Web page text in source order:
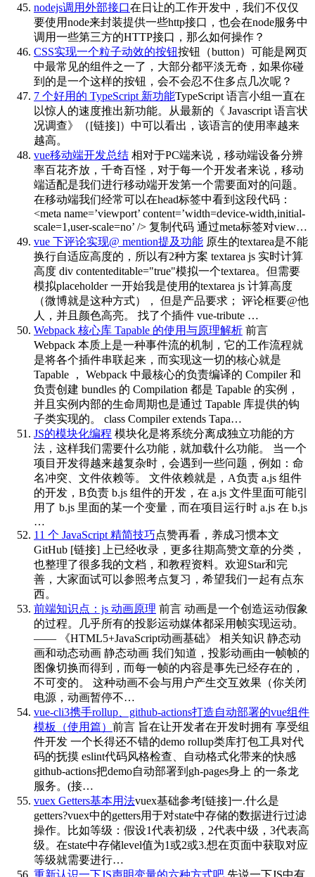
nodejs调用外部接口在日让的工作开发中，我们不仅仅
要使用node来封装提供一些http接口，也会在node服务中
调用一些第三方的HTTP接口，那么如何操作？
CSS实现一个粒子动效的按钮按钮（button）可能是网页
中最常见的组件之一了，大部分都平淡无奇，如果你碰
到的是一个这样的按钮，会不会忍不住多点几次呢？
7 个好用的 TypeScript 新功能TypeScript 语言小组一直在
以惊人的速度推出新功能。从最新的《 Javascript 语言状
况调查》（[链接]）中可以看出，该语言的使用率越来
越高。
vue移动端开发总结 相对于PC端来说，移动端设备分辨
率百花齐放，千奇百怪，对于每一个开发者来说，移动
端适配是我们进行移动端开发第一个需要面对的问题。
在移动端我们经常可以在head标签中看到这段代码：
<meta name=’viewport’ content=’width=device-width,initial-
scale=1,user-scale=no’ /> 复制代码 通过meta标签对view…
vue 下评论实现@ mention提及功能 原生的textarea是不能
换行自适应高度的，所以有2种方案 textarea js 实时计算
高度 div contenteditable="true"模拟一个textarea。但需要
模拟placeholder 一开始我是使用的textarea js 计算高度
（微博就是这种方式）， 但是产品要求； 评论框要@他
人，并且颜色高亮。 找了个插件 vue-tribute …
Webpack 核心库 Tapable 的使用与原理解析 前言
Webpack 本质上是一种事件流的机制，它的工作流程就
是将各个插件串联起来，而实现这一切的核心就是
Tapable ， Webpack 中最核心的负责编译的 Compiler 和
负责创建 bundles 的 Compilation 都是 Tapable 的实例，
并且实例内部的生命周期也是通过 Tapable 库提供的钩
子类实现的。 class Compiler extends Tapa…
JS的模块化编程 模块化是将系统分离成独立功能的方
法，这样我们需要什么功能，就加载什么功能。 当一个
项目开发得越来越复杂时，会遇到一些问题，例如：命
名冲突、文件依赖等。 文件依赖就是，A负责 a.js 组件
的开发，B负责 b.js 组件的开发，在 a.js 文件里面可能引
用了 b.js 里面的某一个变量，而在项目运行时 a.js 在 b.js
…
11 个 JavaScript 精简技巧点赞再看，养成习惯本文
GitHub [链接] 上已经收录，更多往期高赞文章的分类，
也整理了很多我的文档，和教程资料。欢迎Star和完
善，大家面试可以参照考点复习，希望我们一起有点东
西。
前端知识点：js 动画原理 前言 动画是一个创造运动假象
的过程。几乎所有的投影运动媒体都采用帧实现运动。
—— 《HTML5+JavaScript动画基础》 相关知识 静态动
画和动态动画 静态动画 我们知道，投影动画由一帧帧的
图像切换而得到，而每一帧的内容是事先已经存在的，
不可变的。 这种动画不会与用户产生交互效果（你关闭
电源，动画暂停不…
vue-cli3携手rollup、github-actions打造自动部署的vue组件
模板（使用篇） 前言 旨在让开发者在开发时拥有 享受组
件开发 一个长得还不错的demo rollup类库打包工具对代
码的抚摸 eslint代码风格检查、自动格式化带来的快感
github-actions把demo自动部署到gh-pages身上 的一条龙
服务。(接…
vuex Getters基本用法vuex基础参考[链接]一.什么是
getters?vuex中的getters用于对state中存储的数据进行过滤
操作。比如等级：假设1代表初级，2代表中级，3代表高
级。在state中存储level值为1或2或3.想在页面中获取对应
等级就需要进行…
重新认识一下JS声明变量的六种方式吧 先说一下JS中有